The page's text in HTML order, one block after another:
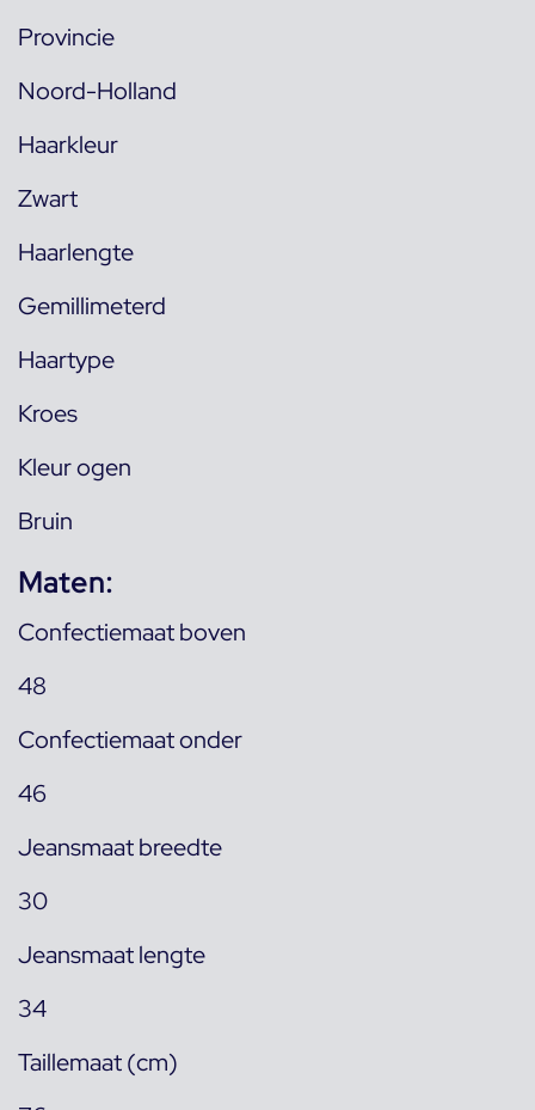
Provincie
Noord-Holland
Haarkleur
Zwart
Haarlengte
Gemillimeterd
Haartype
Kroes
Kleur ogen
Bruin
Maten:
Confectiemaat boven
48
Confectiemaat onder
46
Jeansmaat breedte
30
Jeansmaat lengte
34
Taillemaat (cm)